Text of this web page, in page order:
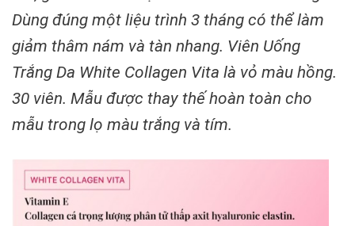
Dùng đúng một liệu trình 3 tháng có thể làm
giảm thâm nám và tàn nhang. Viên Uống
Trắng Da White Collagen Vita là vỏ màu hồng.
30 viên. Mẫu được thay thế hoàn toàn cho
mẫu trong lọ màu trắng và tím.